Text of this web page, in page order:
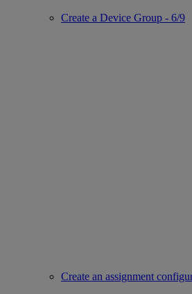
Create a Device Group - 6/9
Create an assignment